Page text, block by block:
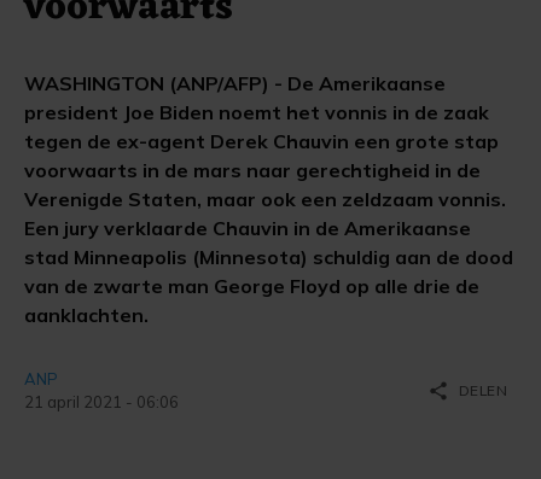
WASHINGTON (ANP/AFP) - De Amerikaanse
president Joe Biden noemt het vonnis in de zaak
tegen de ex-agent Derek Chauvin een grote stap
voorwaarts in de mars naar gerechtigheid in de
Verenigde Staten, maar ook een zeldzaam vonnis.
Een jury verklaarde Chauvin in de Amerikaanse
stad Minneapolis (Minnesota) schuldig aan de dood
van de zwarte man George Floyd op alle drie de
aanklachten.
ANP
21 april 2021 - 06:06
share DELEN